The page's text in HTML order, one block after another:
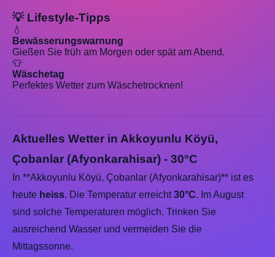
💡 Lifestyle-Tipps
💧
Bewässerungswarnung
Gießen Sie früh am Morgen oder spät am Abend.
👕
Wäschetag
Perfektes Wetter zum Wäschetrocknen!
Aktuelles Wetter in Akkoyunlu Köyü,
Çobanlar (Afyonkarahisar) - 30°C
In **Akkoyunlu Köyü, Çobanlar (Afyonkarahisar)** ist es
heute heiss. Die Temperatur erreicht30°C. Im August
sind solche Temperaturen möglich. Trinken Sie
ausreichend Wasser und vermeiden Sie die
Mittagssonne.